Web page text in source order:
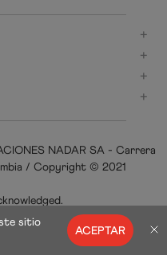
+
+
+
+
NADAR SA - Carrera
/ Copyright © 2021
ACEPTAR
sitio